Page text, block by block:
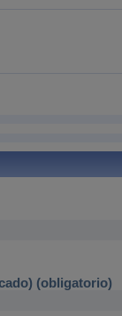
(obligatorio)